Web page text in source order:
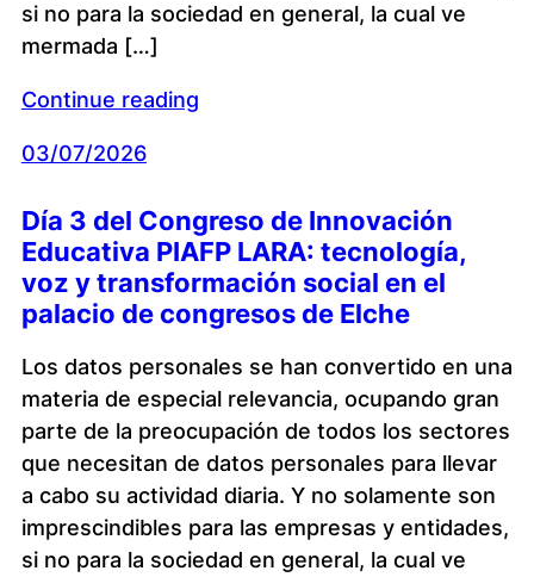
si no para la sociedad en general, la cual ve
mermada […]
Continue reading
03/07/2026
Día 3 del Congreso de Innovación
Educativa PIAFP LARA: tecnología,
voz y transformación social en el
palacio de congresos de Elche
Los datos personales se han convertido en una
materia de especial relevancia, ocupando gran
parte de la preocupación de todos los sectores
que necesitan de datos personales para llevar
a cabo su actividad diaria. Y no solamente son
imprescindibles para las empresas y entidades,
si no para la sociedad en general, la cual ve